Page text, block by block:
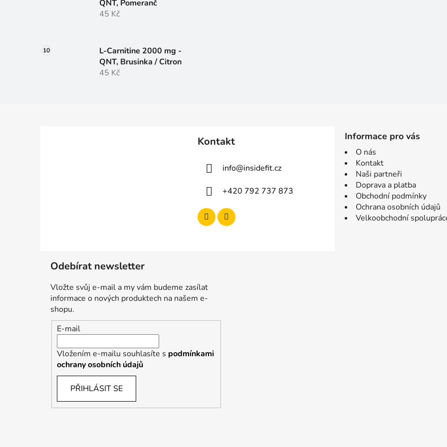
QNT, Pomeranč
45 Kč
L-Carnitine 2000 mg -
QNT, Brusinka / Citron
45 Kč
Kontakt
info@insidefit.cz
+420 792 737 873
Informace pro vás
O nás
Kontakt
Naši partneři
Doprava a platba
Obchodní podmínky
Ochrana osobních údajů
Velkoobchodní
Odebírat newsletter
Vložte svůj e-mail a my vám budeme zasílat
informace o nových produktech na našem e-
shopu.
E-mail
Vložením e-mailu souhlasíte s podmínkami
ochrany osobních údajů
PŘIHLÁSIT SE